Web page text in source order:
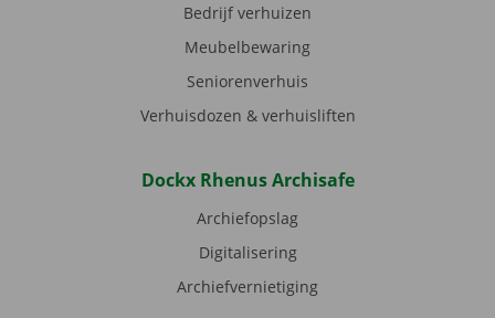
Bedrijf verhuizen
Meubelbewaring
Seniorenverhuis
Verhuisdozen & verhuisliften
Dockx Rhenus Archisafe
Archiefopslag
Digitalisering
Archiefvernietiging